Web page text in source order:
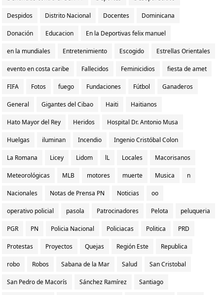
Despidos Distrito Nacional Docentes Dominicana
Donación Educacion En la Deportivas felix manuel
en la mundiales Entretenimiento Escogido Estrellas Orientales
evento en costa caribe Fallecidos Feminicidios fiesta de amet
FIFA Fotos fuego Fundaciones Fútbol Ganaderos
General Gigantes del Cibao Haiti Haitianos
Hato Mayor del Rey Heridos Hospital Dr. Antonio Musa
Huelgas iluminan Incendio Ingenio Cristóbal Colon
La Romana Licey Lidom lL Locales Macorisanos
Meteorológicas MLB motores muerte Musica n
Nacionales Notas de Prensa PN Noticias oo
operativo policial pasola Patrocinadores Pelota peluqueria
PGR PN Policia Nacional Policiacas Politica PRD
Protestas Proyectos Quejas Región Este Republica
robo Robos Sabana de la Mar Salud San Cristobal
San Pedro de Macorís Sánchez Ramírez Santiago